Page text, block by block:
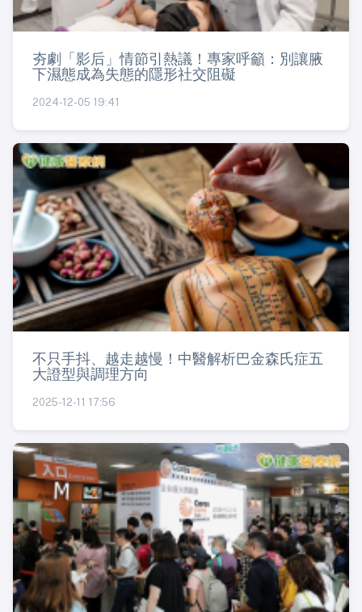
夯劇「影后」情節引熱議！專家呼籲：別讓腋
下濕態成為失態的隱形社交阻礙
2024-12-05 19:41
不只手抖、越走越慢！中醫解析巴金森氏症五
大證型與調理方向
2025-12-11 17:56